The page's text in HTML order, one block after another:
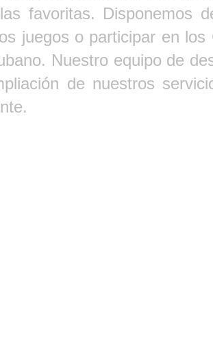
favoritas. Disponemos
juegos o participar en
Nuestro equipo de
de nuestros